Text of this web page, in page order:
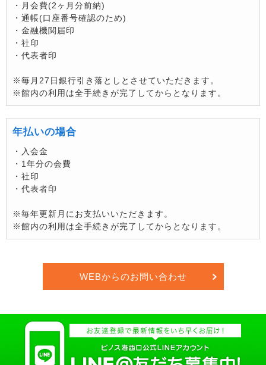
・月会費(2ヶ月分前納)
・通帳(口座番号確認のため)
・金融機関届印
・社印
・代表者印
※毎月27日銀行引き落としとさせていただきます。
※館内の利用は全手続きが完了してからとなります。
年払いの場合
・入会金
・1年分の会費
・社印
・代表者印
※毎年更新月にお支払いいただきます。
※館内の利用は全手続きが完了してからとなります。
WEBからのお問い合わせ